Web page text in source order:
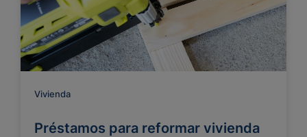
Vivienda
Préstamos para reformar vivienda